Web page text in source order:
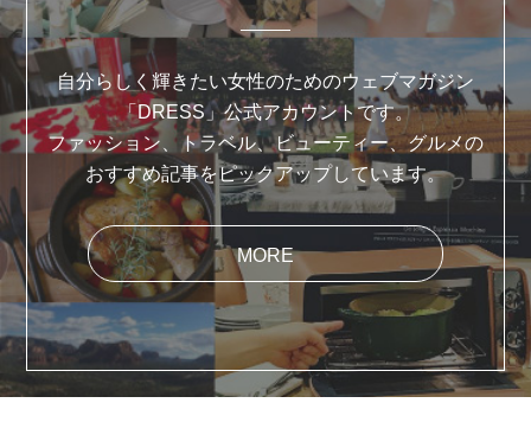
自分らしく輝きたい女性のためのウェブマガジン
「DRESS」公式アカウントです。
ファッション、トラベル、ビューティー、グルメの
おすすめ記事をピックアップしています。
MORE